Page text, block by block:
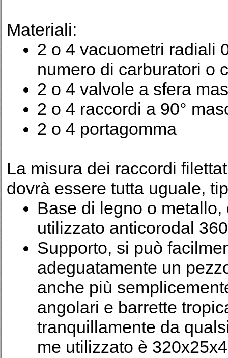
Materiali:
2 o 4 vacuometri radiali
numero di carburatori o
2 o 4 valvole a sfera
2 o 4 raccordi a 90°
2 o 4 portagomma
La misura dei raccordi
dovrà essere tutta uguale,
Base di legno o
utilizzato anticorodal
Supporto, si può
adeguatamente un
anche più
angolari e barrette
tranquillamente da
me utilizzato è